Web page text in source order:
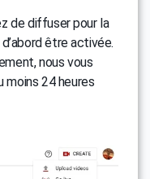
de diffuser pour la
être activée.
nous vous
moins 24 heures